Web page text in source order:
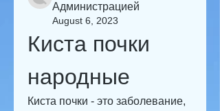
Администрацией
August 6, 2023
Киста почки
народные
Киста почки - это заболевание,